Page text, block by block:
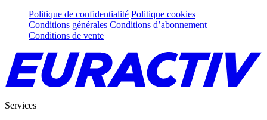
Politique de confidentialité Politique cookies
Conditions générales Conditions d’abonnement
Conditions de vente
Services